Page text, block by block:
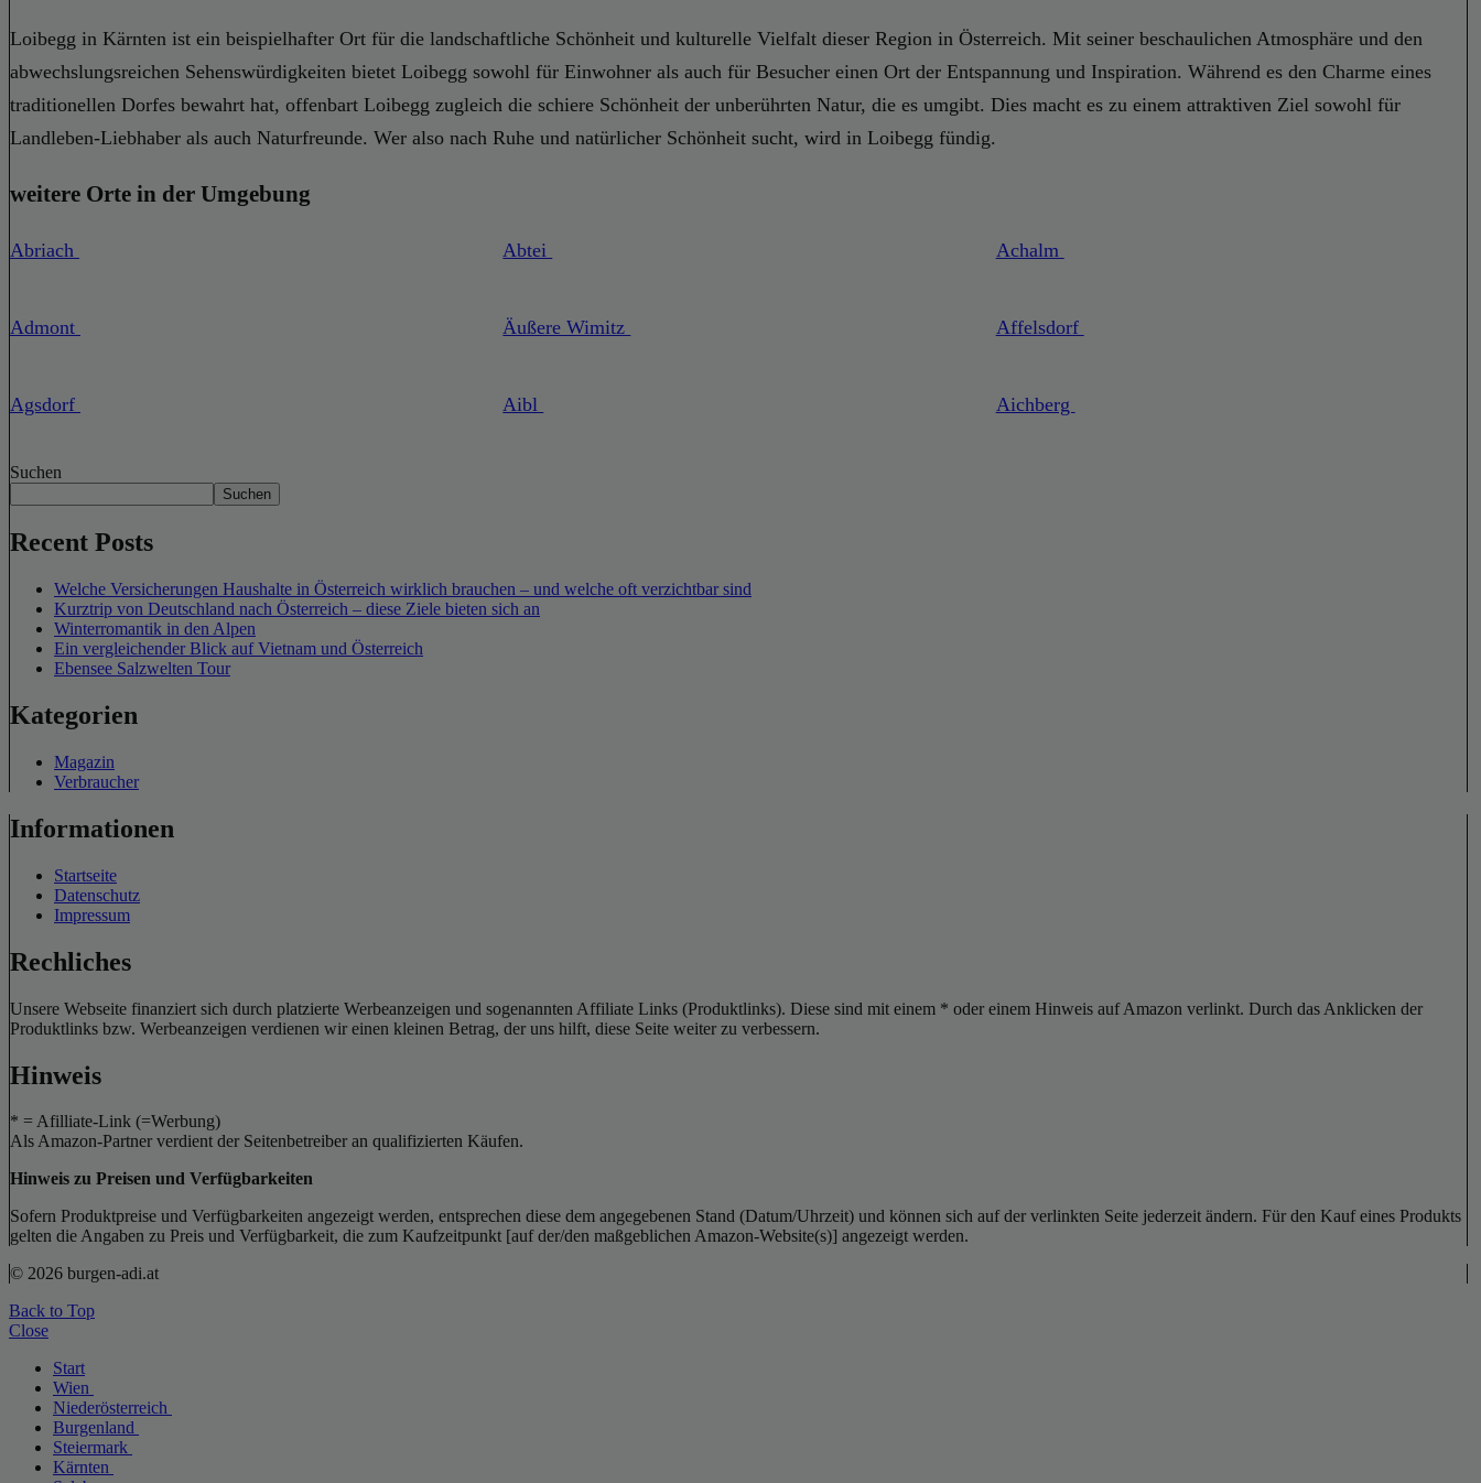
Loibegg in Kärnten ist ein beispielhafter Ort für die landschaftliche Schönheit und kulturelle Vielfalt dieser Region in Österreich. Mit seiner beschaulichen Atmosphäre und den
abwechslungsreichen Sehenswürdigkeiten bietet Loibegg sowohl für Einwohner als auch für Besucher einen Ort der Entspannung und Inspiration. Während es den Charme eines
traditionellen Dorfes bewahrt hat, offenbart Loibegg zugleich die schiere Schönheit der unberührten Natur, die es umgibt. Dies macht es zu einem attraktiven Ziel sowohl für
Landleben-Liebhaber als auch Naturfreunde. Wer also nach Ruhe und natürlicher Schönheit sucht, wird in Loibegg fündig.
weitere Orte in der Umgebung
Abriach Abtei Achalm
Admont Äußere Wimitz Affelsdorf
Agsdorf Aibl Aichberg
Suchen
Suchen
Recent Posts
Welche Versicherungen Haushalte in Österreich wirklich brauchen – und welche oft verzichtbar sind
Kurztrip von Deutschland nach Österreich – diese Ziele bieten sich an
Winterromantik in den Alpen
Ein vergleichender Blick auf Vietnam und Österreich
Ebensee Salzwelten Tour
Kategorien
Magazin
Verbraucher
Informationen
Startseite
Datenschutz
Impressum
Rechliches
Unsere Webseite finanziert sich durch platzierte Werbeanzeigen und sogenannten Affiliate Links (Produktlinks). Diese sind mit einem * oder einem Hinweis auf Amazon verlinkt. Durch das Anklicken der
Produktlinks bzw. Werbeanzeigen verdienen wir einen kleinen Betrag, der uns hilft, diese Seite weiter zu verbessern.
Hinweis
* = Afilliate-Link (=Werbung)
Als Amazon-Partner verdient der Seitenbetreiber an qualifizierten Käufen.
Hinweis zu Preisen und Verfügbarkeiten
Sofern Produktpreise und Verfügbarkeiten angezeigt werden, entsprechen diese dem angegebenen Stand (Datum/Uhrzeit) und können sich auf der verlinkten Seite jederzeit ändern. Für den Kauf eines Produkts
gelten die Angaben zu Preis und Verfügbarkeit, die zum Kaufzeitpunkt [auf der/den maßgeblichen Amazon-Website(s)] angezeigt werden.
© 2026 burgen-adi.at
Back to Top
Close
Start
Wien
Niederösterreich
Burgenland
Steiermark
Kärnten